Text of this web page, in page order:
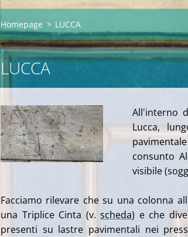
Homepage > LUCCA
LUCCA
All'interno
Lucca,
consunto
visibile
Facciamo rilevare che su una colonna
una Triplice Cinta (v. scheda) e che
presenti su lastre pavimentali nei